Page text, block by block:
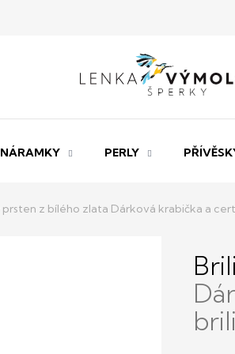
NÁRAMKY PERLY
z bílého zlata Dárková krabička a